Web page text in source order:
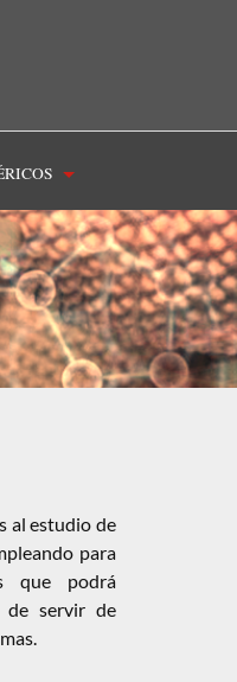
al estudio de
para
que podrá
de servir de